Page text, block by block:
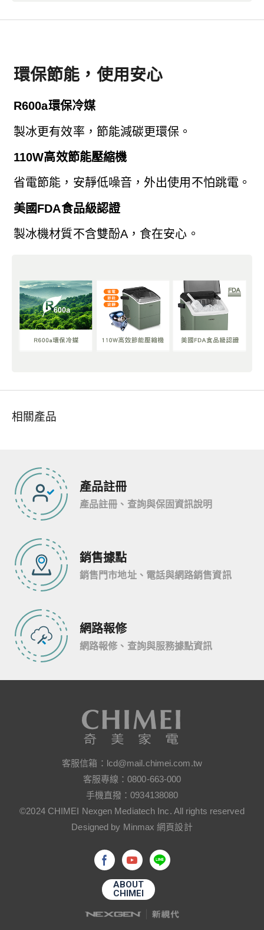
環保節能，使用安心
R600a環保冷媒
製冰更有效率，節能減碳更環保。
110W高效節能壓縮機
省電節能，安靜低噪音，外出使用不怕跳電。
美國FDA食品級認證
製冰機材質不含雙酚A，食在安心。
相關產品
產品註冊
產品註冊、查詢與保固資訊說明
銷售據點
銷售門市地址、電話與網路銷售資訊
網路報修
網路報修、查詢與服務據點資訊
客服信箱： lcd@mail.chimei.com.tw
客服專線：0800-663-000
手機直撥：0934138080
©2024 CHIMEI Nexgen Mediatech Inc. All rights reserved
Designed by Minmax 網頁設計
ABOUT
CHIMEI